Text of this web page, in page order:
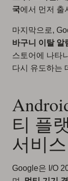
국에서 먼저 출
마지막으로,
바구니 이탈 알
스토어에 나타
다시 유도하는
티 플
서비스
Google은 I/O